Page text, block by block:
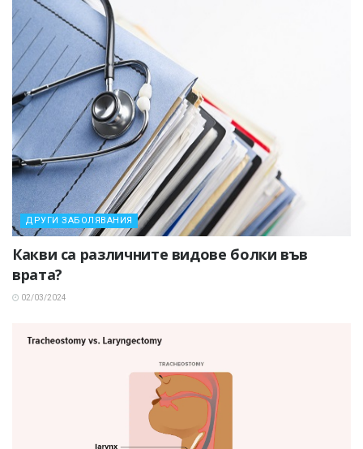
ДРУГИ ЗАБОЛЯВАНИЯ
Какви са различните видове болки във
врата?
02/03/2024